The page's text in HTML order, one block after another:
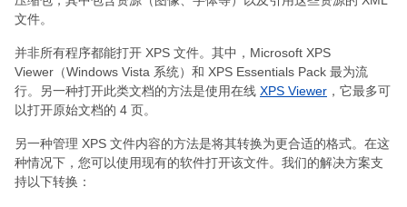
文件。
并非所有程序都能打开 XPS 文件。其中，Microsoft XPS
Viewer（Windows Vista 系统）和 XPS Essentials Pack 最为流
行。另一种打开此类文档的方法是使用在线 XPS Viewer ，它最多可
以打开原始文档的 4 页。
另一种管理 XPS 文件内容的方法是将其转换为更合适的格式。在这
种情况下，您可以使用现有的软件打开该文件。我们的解决方案支
持以下转换：